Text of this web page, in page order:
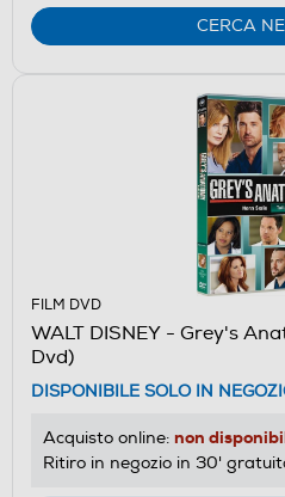
CERCA
FILM DVD
WALT DISNEY - Grey's
Dvd)
DISPONIBILE SOLO IN
Acquisto online: non
Ritiro in negozio in 30'